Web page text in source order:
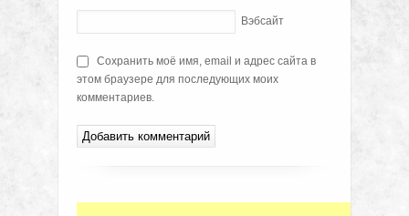
Вэбсайт
Сохранить моё имя, email и адрес сайта в
этом браузере для последующих моих
комментариев.